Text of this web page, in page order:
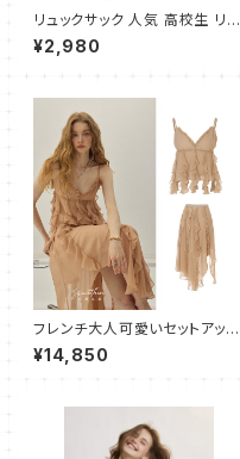
リュックサック 人気 高校生 リュ
ック レディース メンズ おしゃれ
ストライプ アウトドア スポーツ
容量 学生 旅行 デイパック お出
かけ A4 サイズ バックパック P
Cバッグ(ブラック）
¥2,980
フレンチ大人可愛いセットアップ
フリル×フリンジ
¥14,850